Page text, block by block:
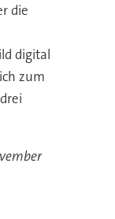
die
digital
zum